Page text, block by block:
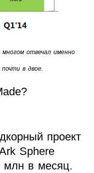
отвечал именно
почти в двое.
проект
Sphere
млн в месяц.